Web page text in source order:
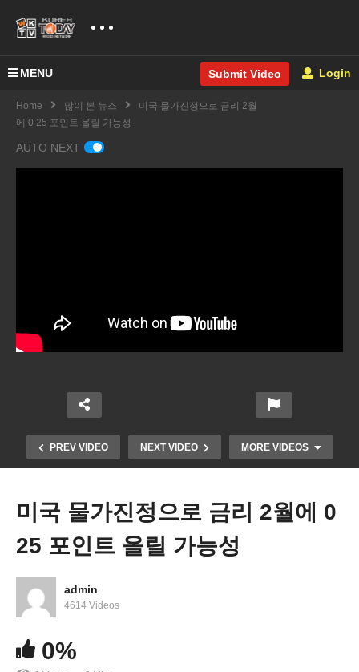
MENU Submit Video Login
Home 많이 본 뉴스
미국 물가진정으로 금리 2월
에 0 25 포인트 올릴 가능성
AUTO NEXT
PREV VIDEO NEXT VIDEO MORE VIDEOS
미국경제 올해 가볍고 짧은 불경기 가능성 61%
미국 물가진정으로 금리 2월에 0
25 포인트 올릴 가능성
admin
4614 Videos
0%